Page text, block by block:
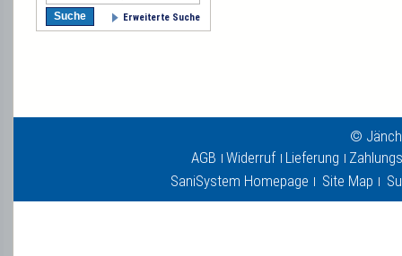
Suche Erweiterte Suche
©
AGB Widerruf Lieferung
SaniSystem Homepage
Site Map